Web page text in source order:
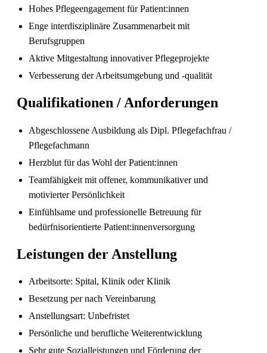
Pflegefachperson Schweiz: Anerkennung &
Die gefragtesten Gesundheitsberufe in der
Hohes Pflegeengagement für Patient:innen
Enge interdisziplinäre Zusammenarbeit mit
Berufsgruppen
Aktive Mitgestaltung innovativer Pflegeprojekte
Verbesserung der Arbeitsumgebung und -qualität
Qualifikationen / Anforderungen
Abgeschlossene Ausbildung als Dipl. Pflegefachfrau /
Pflegefachmann
Herzblut für das Wohl der Patient:innen
Teamfähigkeit mit offener, kommunikativer und
motivierter Persönlichkeit
Einfühlsame und professionelle Betreuung für
bedürfnisorientierte Patient:innenversorgung
Leistungen der Anstellung
Arbeitsorte: Spital, Klinik oder Klinik
Besetzung per nach Vereinbarung
Anstellungsart: Unbefristet
Persönliche und berufliche Weiterentwicklung
Sehr gute Sozialleistungen und Förderung der